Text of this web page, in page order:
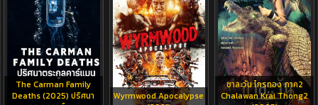
The Carman Family
Deaths (2025) ปริศนา
Wyrmwood Apocalypse
ชาละวัน ไกรทอง ภาค2
Chalawan Krai Thong2